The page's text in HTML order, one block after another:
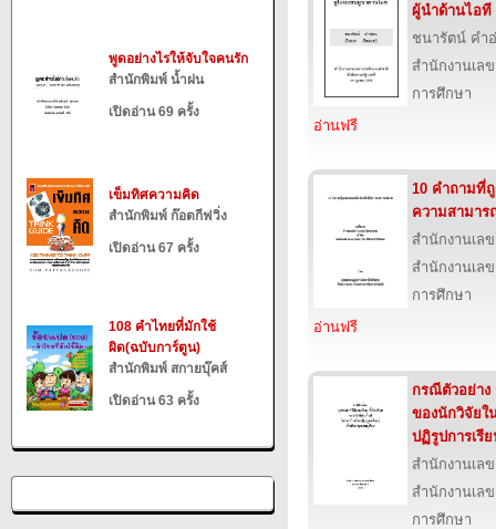
พูดอย่างไรให้จับใจคนรัก
สำนักพิมพ์ น้ำฝน
เปิดอ่าน 69 ครั้ง
เข็มทิศความคิด
สำนักพิมพ์ ก๊อตกีฟวิ่ง
เปิดอ่าน 67 ครั้ง
108 คำไทยที่มักใช้
ผิด(ฉบับการ์ตูน)
สำนักพิมพ์ สกายบุ๊คส์
เปิดอ่าน 63 ครั้ง
ผู้นำด้านไอที
ชนารัตน์ คำ
สำนักงานเล
การศึกษา
อ่านฟรี
10 คำถามที่
ความสามาร
สำนักงานเล
สำนักงานเล
การศึกษา
อ่านฟรี
กรณีตัวอย่าง
ของนักวิจัยใ
ปฏิรูปการเรี
สำนักงานเล
สำนักงานเล
การศึกษา